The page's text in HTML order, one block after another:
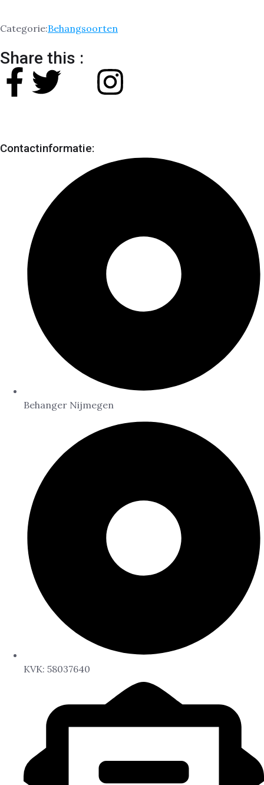
Categorie:Behangsoorten
Share this :
Contactinformatie:
Behanger Nijmegen
KVK: 58037640